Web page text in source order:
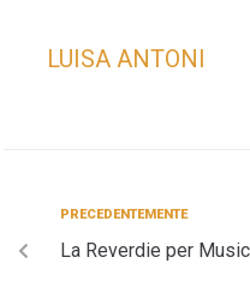
LUISA ANTONI
PRECEDENTEMENTE
La Reverdie per